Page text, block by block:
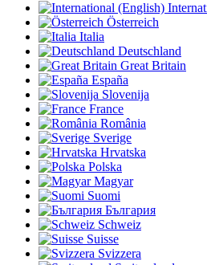
Österreich
Italia
Deutschland
Great Britain
España
Slovenija
France
România
Sverige
Hrvatska
Polska
Magyar
Suomi
България
Schweiz
Suisse
Svizzera